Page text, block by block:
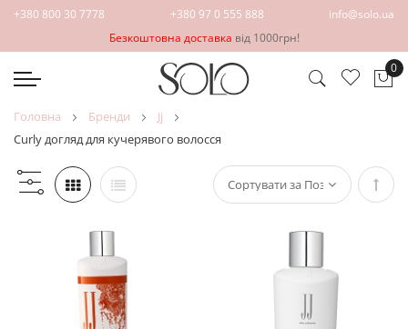
+380 800 30 7778 +380 97 0 555 888
info@solo.ua
Безкоштовна доставка від 1000грн!
0
головна бренди
jj
curly догляд для кучерявого волосся